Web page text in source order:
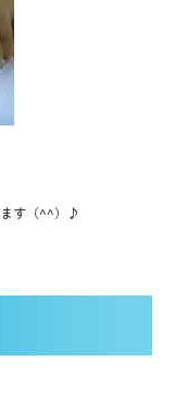
ます（^^）♪